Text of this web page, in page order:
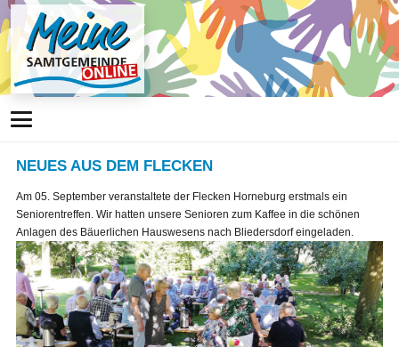
NEUES AUS DEM FLECKEN
Am 05. September veranstaltete der Flecken Horneburg erstmals ein
Seniorentreffen. Wir hatten unsere Senioren zum Kaffee in die schönen
Anlagen des Bäuerlichen Hauswesens nach Bliedersdorf eingeladen.